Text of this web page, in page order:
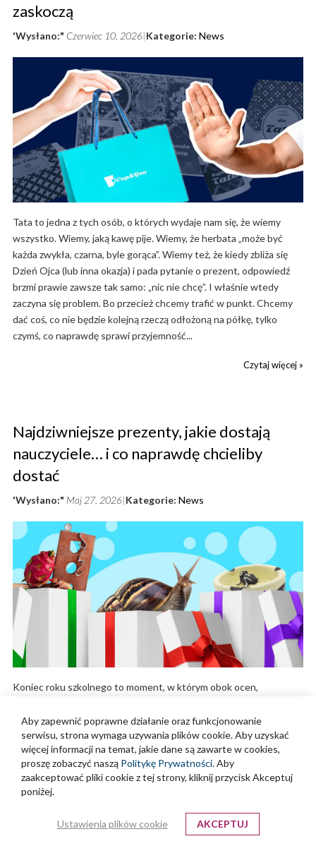
zaskoczą
'Wysłano:" Czerwiec 10, 2026 Kategorie: News
Tata to jedna z tych osób, o których wydaje nam się, że wiemy
wszystko. Wiemy, jaką kawę pije. Wiemy, że herbata „może być
każda zwykła, czarna, byle gorąca”. Wiemy też, że kiedy zbliża się
Dzień Ojca (lub inna okazja) i pada pytanie o prezent, odpowiedź
brzmi prawie zawsze tak samo: „nic nie chcę”. I właśnie wtedy
zaczyna się problem. Bo przecież chcemy trafić w punkt. Chcemy
dać coś, co nie będzie kolejną rzeczą odłożoną na półkę, tylko
czymś, co naprawdę sprawi przyjemność...
Czytaj więcej »
Najdziwniejsze prezenty, jakie dostają
nauczyciele… i co naprawdę chcieliby
dostać
'Wysłano:" Maj 27, 2026 Kategorie: News
Koniec roku szkolnego to moment, w którym obok ocen,
co podarować nauczycielowi, żeby było miło, z klasą i bez poczucia,
że znów wybiera się coś „na szybko”? To właśnie wtedy zaczyna się
coroczna fala prezentowej kreatywności. I chociaż najczęściej stoi
za nią szczera wdzięczność, efekty bywają naprawdę zaskakujące.
Zdarzały się naprawdę zaskakujące sytuacje — nauczyciele
wspominają o obrazach na prąd, namiotach turystycznych,
ciastach w proszku czy gadżetach, które bardziej zastanawiały niż
cieszyły. Z kolei Teacher Tapp zebrał historie...
Aby zapewnić poprawne działanie oraz funkcjonowanie
serwisu, strona wymaga uzywania plików cookie. Aby uzyskać
więcej informacji na temat, jakie dane są zawarte w cookies,
proszę zobaczyć naszą Politykę Prywatności. Aby
zaakceptować pliki cookie z tej strony, kliknij przycisk Akceptuj
poniżej.
Ustawienia plików cookie AKCEPTUJ